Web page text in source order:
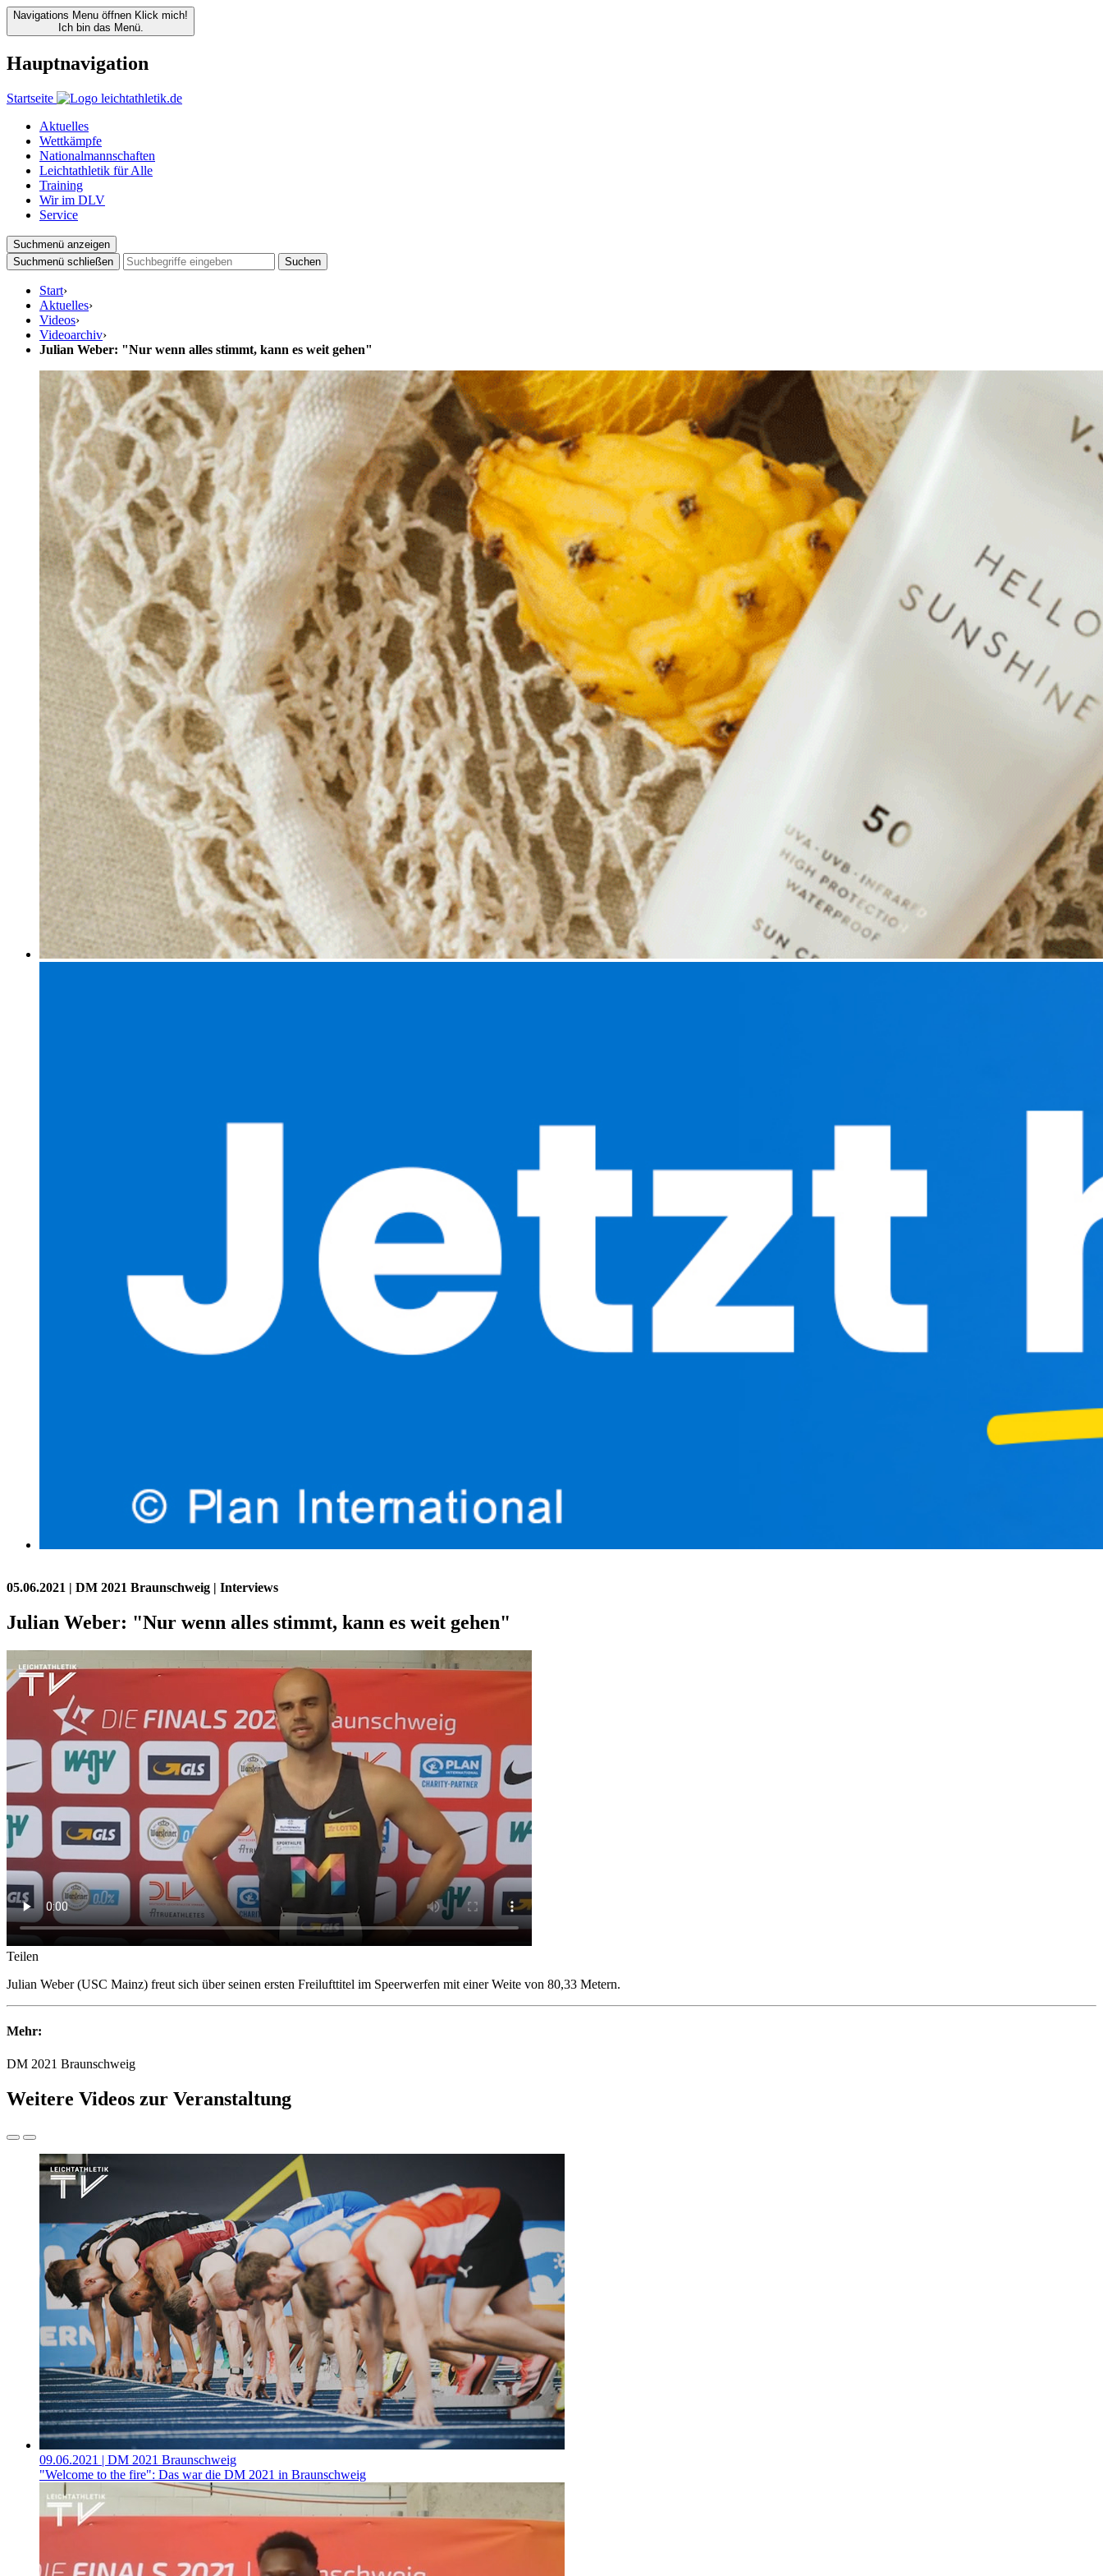
Navigations Menu öffnen Klick mich!
Ich bin das Menü.
Hauptnavigation
Startseite
Aktuelles
Wettkämpfe
Nationalmannschaften
Leichtathletik für Alle
Training
Wir im DLV
Service
Suchmenü anzeigen
Suchmenü schließen
Suchen
Start›
Aktuelles›
Videos›
Videoarchiv›
Julian Weber: "Nur wenn alles stimmt, kann es weit gehen"
05.06.2021 | DM 2021 Braunschweig | Interviews
Julian Weber: "Nur wenn alles stimmt, kann es weit gehen"
Teilen
Julian Weber (USC Mainz) freut sich über seinen ersten Freilufttitel im Speerwerfen mit einer Weite von 80,33 Metern.
Mehr:
DM 2021 Braunschweig
Weitere Videos zur Veranstaltung
09.06.2021 | DM 2021 Braunschweig
"Welcome to the fire": Das war die DM 2021 in Braunschweig